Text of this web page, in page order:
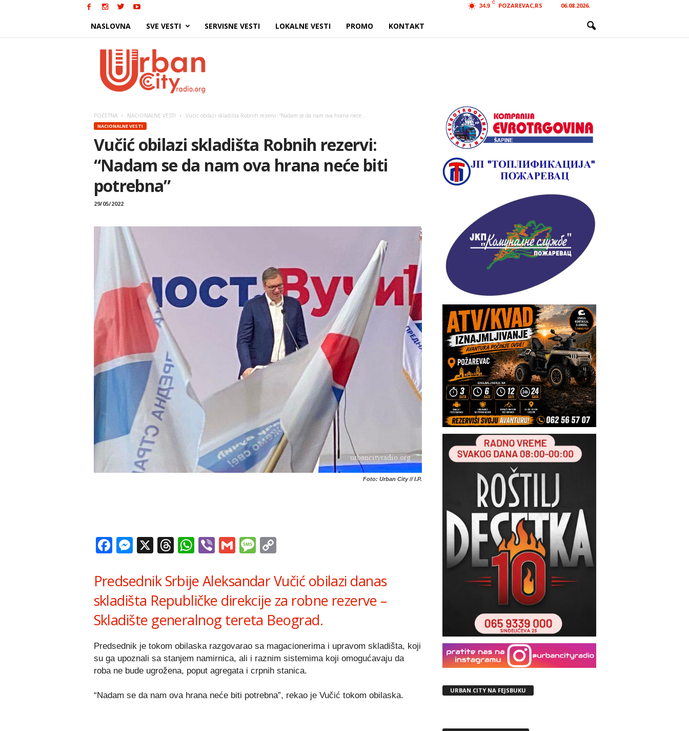
34.9
C POZAREVAC,RS 06.08.2026.
NASLOVNA SVE VESTI SERVISNE VESTI LOKALNE VESTI PROMO KONTAKT
POČETNA NACIONALNE VESTI Vučić obilazi skladišta Robnih rezervi: “Nadam se da nam ova hrana neće...
NACIONALNE VESTI
Vučić obilazi skladišta Robnih rezervi:
“Nadam se da nam ova hrana neće biti
potrebna”
29/05/2022
Foto: Urban City // I.P.
Facebook
Messenger
X Threads
WhatsApp
ViberGmailMessage
Predsednik Srbije Aleksandar Vučić obilazi danas
skladišta Republičke direkcije za robne rezerve –
Skladište generalnog tereta Beograd.
Predsednik je tokom obilaska razgovarao sa magacionerima i upravom skladišta, koji
su ga upoznali sa stanjem namirnica, ali i raznim sistemima koji omogućavaju da
roba ne bude ugrožena, poput agregata i crpnih stanica.
“Nadam se da nam ova hrana neće biti potrebna”, rekao je Vučić tokom obilaska.
URBAN CITY NA FEJSBUKU